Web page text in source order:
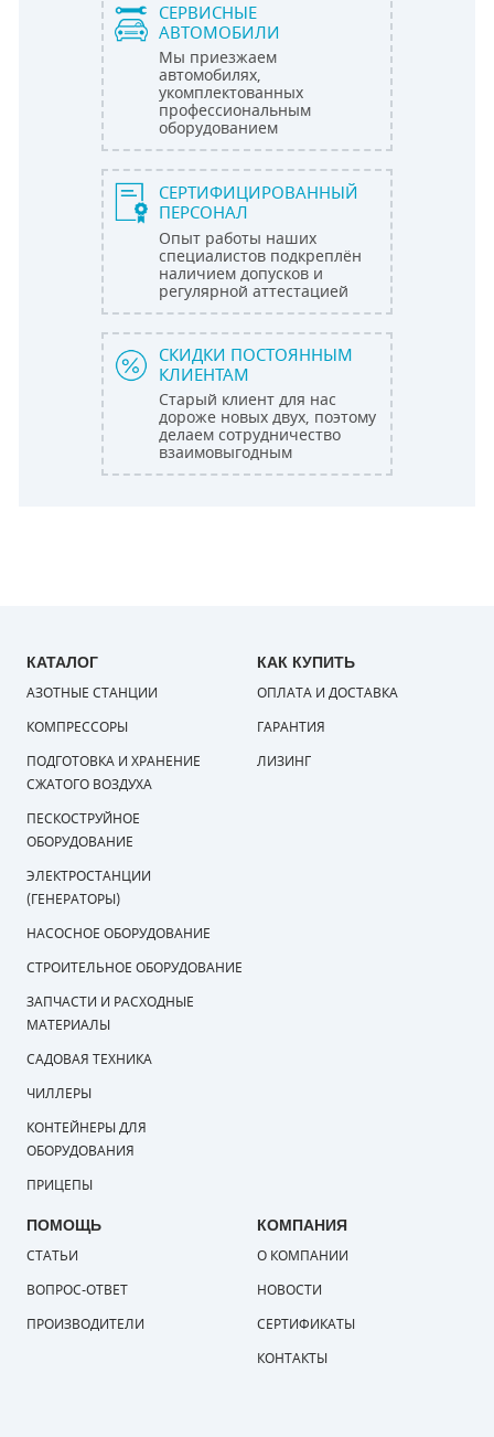
СЕРВИСНЫЕ
АВТОМОБИЛИ
Мы приезжаем
автомобилях,
укомплектованных
профессиональным
оборудованием
СЕРТИФИЦИРОВАННЫЙ
ПЕРСОНАЛ
Опыт работы наших
специалистов подкреплён
наличием допусков и
регулярной аттестацией
СКИДКИ ПОСТОЯННЫМ
КЛИЕНТАМ
Старый клиент для нас
дороже новых двух, поэтому
делаем сотрудничество
взаимовыгодным
КАТАЛОГ
АЗОТНЫЕ СТАНЦИИ
КОМПРЕССОРЫ
ПОДГОТОВКА И ХРАНЕНИЕ
СЖАТОГО ВОЗДУХА
ПЕСКОСТРУЙНОЕ
ОБОРУДОВАНИЕ
ЭЛЕКТРОСТАНЦИИ
(ГЕНЕРАТОРЫ)
НАСОСНОЕ ОБОРУДОВАНИЕ
СТРОИТЕЛЬНОЕ ОБОРУДОВАНИЕ
ЗАПЧАСТИ И РАСХОДНЫЕ
МАТЕРИАЛЫ
САДОВАЯ ТЕХНИКА
ЧИЛЛЕРЫ
КОНТЕЙНЕРЫ ДЛЯ
ОБОРУДОВАНИЯ
ПРИЦЕПЫ
КАК КУПИТЬ
ОПЛАТА И ДОСТАВКА
ГАРАНТИЯ
ЛИЗИНГ
ПОМОЩЬ
СТАТЬИ
ВОПРОС-ОТВЕТ
ПРОИЗВОДИТЕЛИ
КОМПАНИЯ
О КОМПАНИИ
НОВОСТИ
СЕРТИФИКАТЫ
КОНТАКТЫ